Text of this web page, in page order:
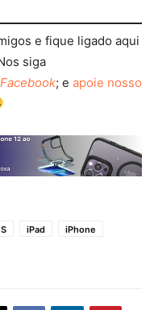
e fique ligado aqui
siga
Facebook; e apoie nosso
iPad
iPhone